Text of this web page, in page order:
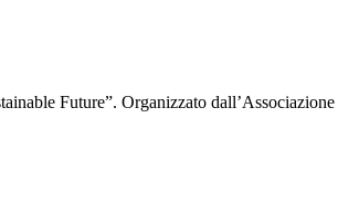
Future”. Organizzato dall’Associazione